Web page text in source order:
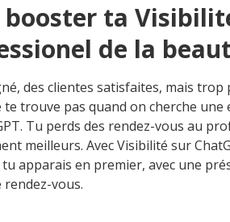
ta
de la
des clientes satisfaites, mais trop
te trouve pas quand on cherche
Tu perds des rendez-vous au
meilleurs. Avec Visibilité sur
apparais en premier, avec une
vous.